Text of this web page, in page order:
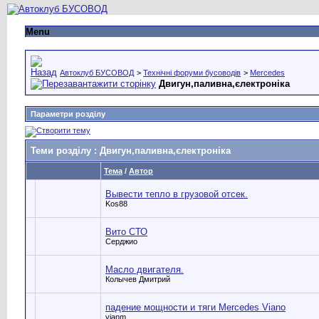
Menu
Автоклуб БУСОВОД > Технічні форуми бусоводів > Mercedes
Двигун,паливна,єлектроніка
Параметри розділу
Теми розділу : Двигун,паливна,єлектроніка
Тема / Автор
Вывести тепло в грузовой отсек.
Kos88
Вито СТО
Серджио
Масло двигателя.
Колычев Дмитрий
падение мощности и тяги Mercedes Viano
vianm